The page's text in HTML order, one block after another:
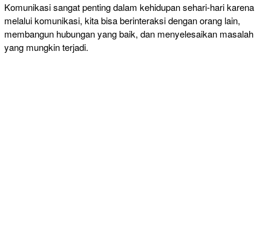
Komunikasi sangat penting dalam kehidupan sehari-hari karena
melalui komunikasi, kita bisa berinteraksi dengan orang lain,
membangun hubungan yang baik, dan menyelesaikan masalah
yang mungkin terjadi.